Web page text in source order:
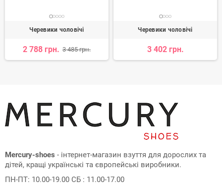
Черевики чоловічі
2 788 грн. 3 485 грн.
Черевики чоловічі
3 402 грн.
Mercury-shoes - інтернет-магазин взуття для дорослих та
дітей, кращі українські та європейські виробники.
ПН-ПТ: 10.00-19.00 СБ : 11.00-17.00